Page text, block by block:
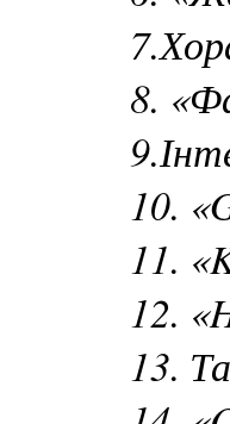
8.
10.
11.
12.
13.